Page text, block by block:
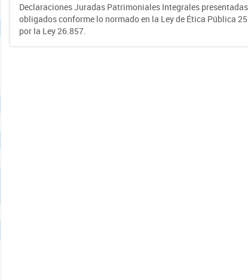
Declaraciones Juradas Patrimoniales Integrales
obligados conforme lo normado en la Ley de Ética Pública
por la Ley 26.857.